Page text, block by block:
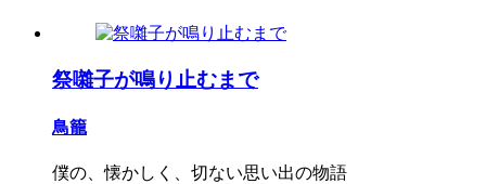
祭囃子が鳴り止むまで
鳥籠
僕の、懐かしく、切ない思い出の物語